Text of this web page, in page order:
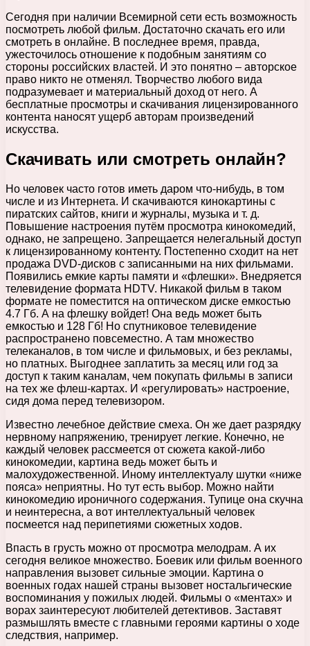
Сегодня при наличии Всемирной сети есть возможность
посмотреть любой фильм. Достаточно скачать его или
смотреть в онлайне. В последнее время, правда,
ужесточилось отношение к подобным занятиям со
стороны российских властей. И это понятно – авторское
право никто не отменял. Творчество любого вида
подразумевает и материальный доход от него. А
бесплатные просмотры и скачивания лицензированного
контента наносят ущерб авторам произведений
искусства.
Скачивать или смотреть онлайн?
Но человек часто готов иметь даром что-нибудь, в том
числе и из Интернета. И скачиваются кинокартины с
пиратских сайтов, книги и журналы, музыка и т. д.
Повышение настроения путём просмотра кинокомедий,
однако, не запрещено. Запрещается нелегальный доступ
к лицензированному контенту. Постепенно сходит на нет
продажа DVD-дисков с записанными на них фильмами.
Появились емкие карты памяти и «флешки». Внедряется
телевидение формата HDTV. Никакой фильм в таком
формате не поместится на оптическом диске емкостью
4.7 Гб. А на флешку войдет! Она ведь может быть
емкостью и 128 Гб! Но спутниковое телевидение
распространено повсеместно. А там множество
телеканалов, в том числе и фильмовых, и без рекламы,
но платных. Выгоднее заплатить за месяц или год за
доступ к таким каналам, чем покупать фильмы в записи
на тех же флеш-картах. И «регулировать» настроение,
сидя дома перед телевизором.
Известно лечебное действие смеха. Он же дает разрядку
нервному напряжению, тренирует легкие. Конечно, не
каждый человек рассмеется от сюжета какой-либо
кинокомедии, картина ведь может быть и
малохудожественной. Иному интеллектуалу шутки «ниже
пояса» неприятны. Но тут есть выбор. Можно найти
кинокомедию ироничного содержания. Тупице она скучна
и неинтересна, а вот интеллектуальный человек
посмеется над перипетиями сюжетных ходов.
Впасть в грусть можно от просмотра мелодрам. А их
сегодня великое множество. Боевик или фильм военного
направления вызовет сильные эмоции. Картина о
военных годах нашей страны вызовет ностальгические
воспоминания у пожилых людей. Фильмы о «ментах» и
ворах заинтересуют любителей детективов. Заставят
размышлять вместе с главными героями картины о ходе
следствия, например.